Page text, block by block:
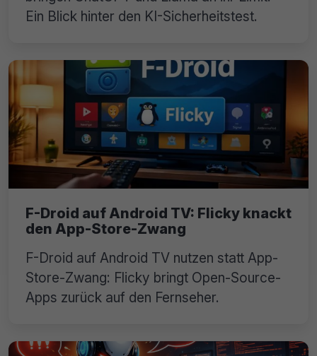
Ein Blick hinter den KI-Sicherheitstest.
F-Droid auf Android TV: Flicky knackt
den App-Store-Zwang
F-Droid auf Android TV nutzen statt App-
Store-Zwang: Flicky bringt Open-Source-
Apps zurück auf den Fernseher.